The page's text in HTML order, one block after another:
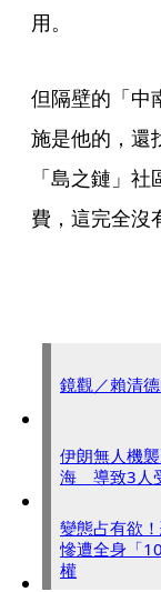
用。
但隔壁的「中
施是他的，還
「島之鏈」
費，這完全沒
鏡觀／賴清
伊朗無人機
海 導致3人
變態占有欲
慘遭全身「
權